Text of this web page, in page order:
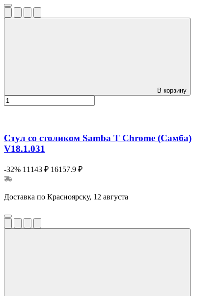
В корзину
Стул со столиком Samba T Chrome (Самба)
V18.1.031
-32% 11143 ₽ 16157.9 ₽
Доставка по Красноярску, 12 августа